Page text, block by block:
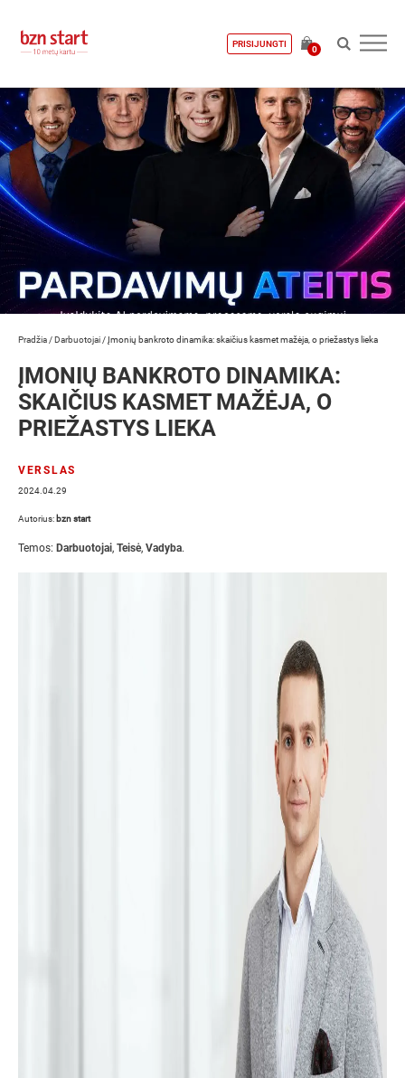
PRISIJUNGTI
0
Pradžia /Darbuotojai / Įmonių bankroto dinamika: skaičius kasmet mažėja, o priežastys lieka
ĮMONIŲ BANKROTO DINAMIKA:
SKAIČIUS KASMET MAŽĖJA, O
PRIEŽASTYS LIEKA
VERSLAS
2024.04.29
Autorius: bzn start
Temos: Darbuotojai, Teisė, Vadyba.